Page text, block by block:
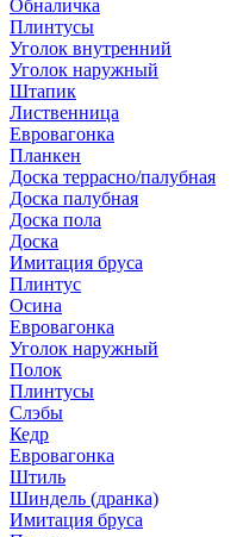
Обналичка
Плинтусы
Уголок внутренний
Уголок наружный
Штапик
Лиственница
Евровагонка
Планкен
Доска террасно/палубная
Доска палубная
Доска пола
Доска
Имитация бруса
Плинтус
Осина
Евровагонка
Уголок наружный
Полок
Плинтусы
Слэбы
Кедр
Евровагонка
Штиль
Шиндель (дранка)
Имитация бруса